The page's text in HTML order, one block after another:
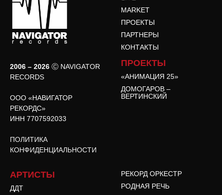
2006 – 2026 Ⓒ NAVIGATOR
RECORDS
ООО «НАВИГАТОР
РЕКОРДС»
ИНН 7707592033
ПОЛИТИКА
КОНФИДЕНЦИАЛЬНОСТИ
MARKET
ПРОЕКТЫ
ПАРТНЕРЫ
КОНТАКТЫ
ПРОЕКТЫ
«АНИМАЦИЯ 25»
ДОМОГАРОВ –
ВЕРТИНСКИЙ
АРТИСТЫ
ДДТ
РЕКОРД ОРКЕСТР
РОДНАЯ РЕЧЬ